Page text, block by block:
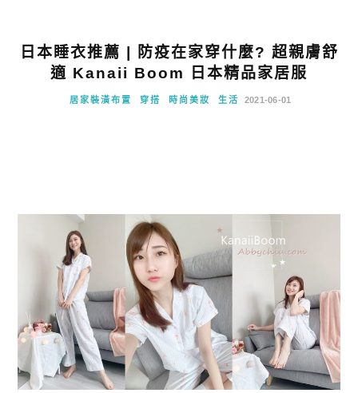
日本睡衣推薦 | 防疫在家穿什麼? 超親膚舒
適 Kanaii Boom 日本精品家居服
居家裝潢布置 穿搭 時尚美妝 生活 2021-06-01